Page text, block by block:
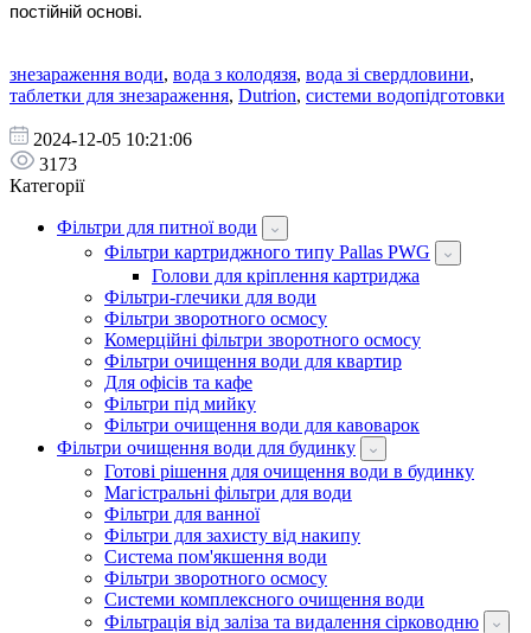
постійній основі.
знезараження води, вода з колодязя, вода зі свердловини,
таблетки для знезараження, Dutrion, системи водопідготовки
2024-12-05 10:21:06
3173
Категорії
Фільтри для питної води
Фільтри картриджного типу Pallas PWG
Голови для кріплення картриджа
Фільтри-глечики для води
Фільтри зворотного осмосу
Комерційні фільтри зворотного осмосу
Фільтри очищення води для квартир
Для офісів та кафе
Фільтри під мийку
Фільтри очищення води для кавоварок
Фільтри очищення води для будинку
Готові рішення для очищення води в будинку
Магістральні фільтри для води
Фільтри для ванної
Фільтри для захисту від накипу
Система пом'якшення води
Фільтри зворотного осмосу
Системи комплексного очищення води
Фільтрація від заліза та видалення сірководню